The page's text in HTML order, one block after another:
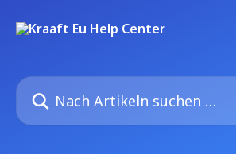
Nach Artikeln suchen …